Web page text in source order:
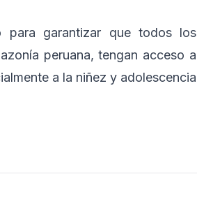
para garantizar que todos los
peruana, tengan acceso a
a la niñez y adolescencia